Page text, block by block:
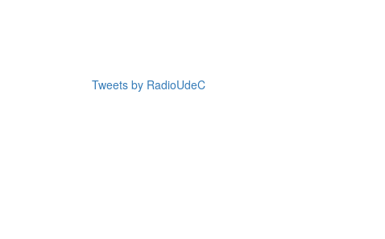
Tweets by RadioUdeC